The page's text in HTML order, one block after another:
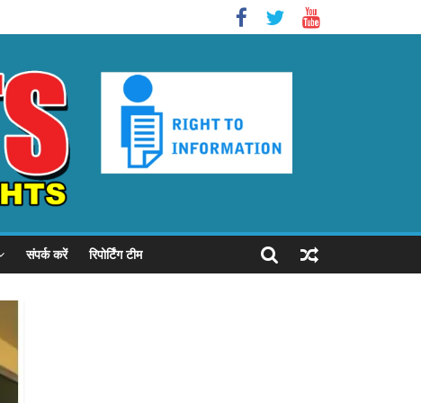
संपर्क करें रिपोर्टिंग टीम